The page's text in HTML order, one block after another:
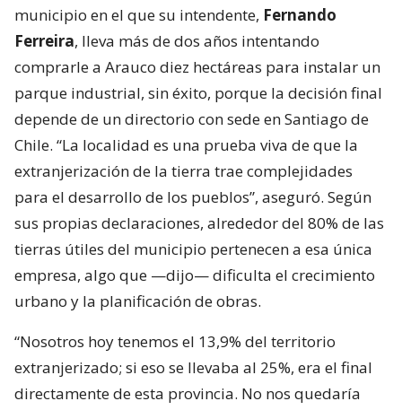
municipio en el que su intendente, Fernando
Ferreira, lleva más de dos años intentando
comprarle a Arauco diez hectáreas para instalar un
parque industrial, sin éxito, porque la decisión final
depende de un directorio con sede en Santiago de
Chile. “La localidad es una prueba viva de que la
extranjerización de la tierra trae complejidades
para el desarrollo de los pueblos”, aseguró. Según
sus propias declaraciones, alrededor del 80% de las
tierras útiles del municipio pertenecen a esa única
empresa, algo que —dijo— dificulta el crecimiento
urbano y la planificación de obras.
“Nosotros hoy tenemos el 13,9% del territorio
extranjerizado; si eso se llevaba al 25%, era el final
directamente de esta provincia. No nos quedaría